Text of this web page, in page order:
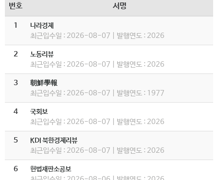
번호 서명
1 나라경제
최근입수일 : 2026-08-07 | 발행연도 : 2026
2 노동리뷰
최근입수일 : 2026-08-07 | 발행연도 : 2026
3 朝鮮學報
최근입수일 : 2026-08-07 | 발행연도 : 1977
4 국회보
최근입수일 : 2026-08-07 | 발행연도 : 2026
5 KDI 북한경제리뷰
최근입수일 : 2026-08-07 | 발행연도 : 2026
6 헌법재판소공보